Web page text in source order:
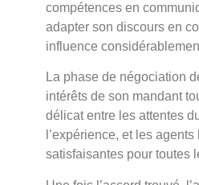
compétences en
adapter son discours en
influence
La phase de négociation
intérêts de son mandant
délicat entre les attentes
l’expérience, et les
satisfaisantes pour toutes